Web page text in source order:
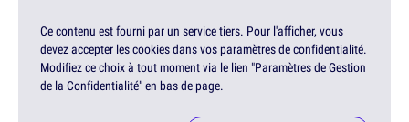
Ce contenu est fourni par un service tiers. Pour l'afficher, vous
devez accepter les cookies dans vos paramètres de confidentialité.
Modifiez ce choix à tout moment via le lien "Paramètres de Gestion
de la Confidentialité" en bas de page.